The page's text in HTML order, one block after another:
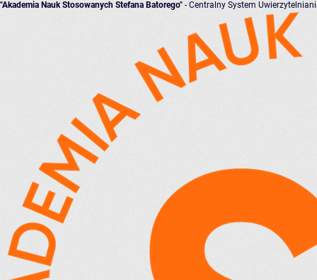
"Akademia Nauk Stosowanych Stefana Batorego" - Centralny System